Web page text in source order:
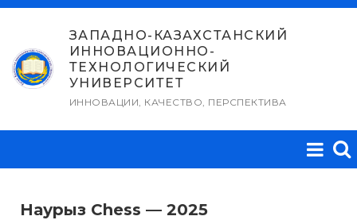
Перейти
содержимому
ЗАПАДНО-КАЗАХСТАНСКИЙ
ИННОВАЦИОННО-
ТЕХНОЛОГИЧЕСКИЙ
УНИВЕРСИТЕТ
ИННОВАЦИИ, КАЧЕСТВО, ПЕРСПЕКТИВА
Наурыз Chess — 2025